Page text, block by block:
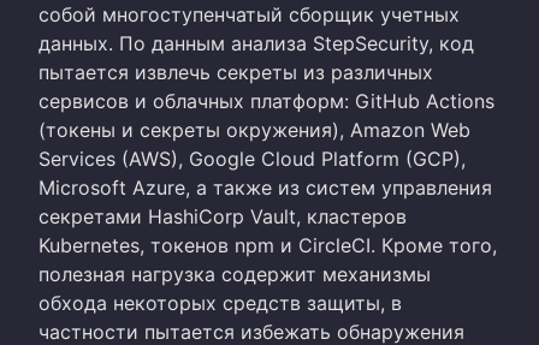
собой многоступенчатый сборщик учетных
данных. По данным анализа StepSecurity, код
пытается извлечь секреты из различных
сервисов и облачных платформ: GitHub Actions
(токены и секреты окружения), Amazon Web
Services (AWS), Google Cloud Platform (GCP),
Microsoft Azure, а также из систем управления
секретами HashiCorp Vault, кластеров
Kubernetes, токенов npm и CircleCI. Кроме того,
полезная нагрузка содержит механизмы
обхода некоторых средств защиты, в
частности пытается избежать обнаружения